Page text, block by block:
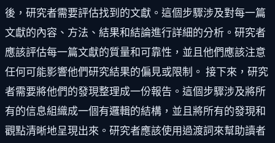
後，研究者需要評估找到的文獻。這個步驟涉及對每一篇
文獻的內容、方法、結果和結論進行詳細的分析。研究者
應該評估每一篇文獻的質量和可靠性，並且他們應該注意
任何可能影響他們研究結果的偏見或限制。 接下來，研究
者需要將他們的發現整理成一份報告。這個步驟涉及將所
有的信息組織成一個有邏輯的結構，並且將所有的發現和
觀點清晰地呈現出來。研究者應該使用過渡詞來幫助讀者